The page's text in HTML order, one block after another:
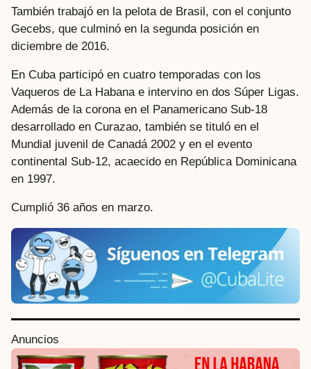
También trabajó en la pelota de Brasil, con el conjunto
Gecebs, que culminó en la segunda posición en
diciembre de 2016.
En Cuba participó en cuatro temporadas con los
Vaqueros de La Habana e intervino en dos Súper Ligas.
Además de la corona en el Panamericano Sub-18
desarrollado en Curazao, también se tituló en el
Mundial juvenil de Canadá 2002 y en el evento
continental Sub-12, acaecido en República Dominicana
en 1997.
Cumplió 36 años en marzo.
Anuncios
P
o